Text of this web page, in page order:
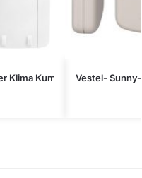
Klima KumandasıVestel-